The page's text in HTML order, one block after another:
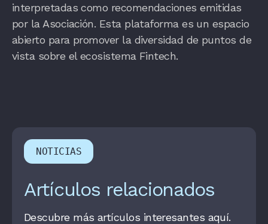
interpretadas como recomendaciones emitidas
por la Asociación. Esta plataforma es un espacio
abierto para promover la diversidad de puntos de
vista sobre el ecosistema Fintech.
NOTICIAS
Artículos relacionados
Descubre más artículos interesantes aquí.